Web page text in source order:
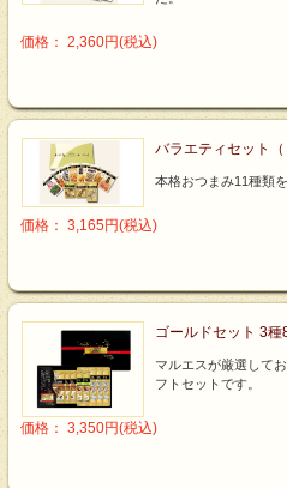
価格： 2,360円(税込)
バラエティセット
本格おつまみ11種類
価格： 3,165円(税込)
ゴールドセット 3
マルエスが厳選して
フトセットです。
価格： 3,350円(税込)